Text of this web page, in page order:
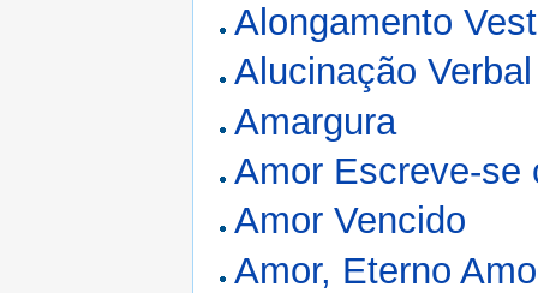
Alongamento
Alucinação
Amargura
Amor Escreve-se
Amor Vencido
Amor, Eterno